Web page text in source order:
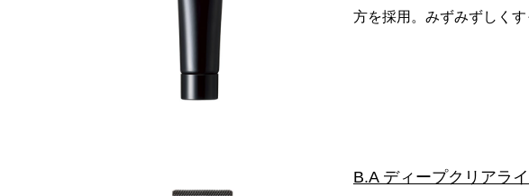
方を採用。みずみずしく
B.A ディープクリアラ